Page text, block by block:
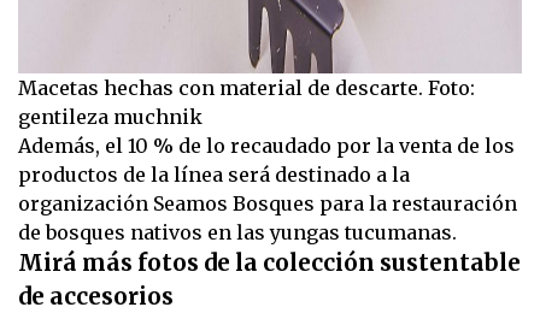
Macetas hechas con material de descarte. Foto:
gentileza muchnik
Además, el 10 % de lo recaudado por la venta de los
productos de la línea será destinado a la
organización Seamos Bosques para la restauración
de bosques nativos en las yungas tucumanas.
Mirá más fotos de la colección sustentable
de accesorios